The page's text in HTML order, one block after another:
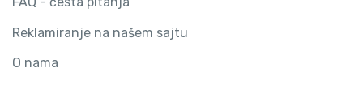
Reklamiranje na našem sajtu
O nama